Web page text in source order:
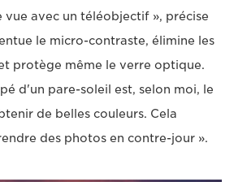
vue avec un téléobjectif », précise
le micro-contraste, élimine les
protège même le verre optique.
d'un pare-soleil est, selon moi, le
de belles couleurs. Cela
des photos en contre-jour ».